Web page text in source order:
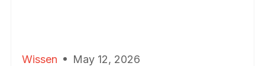
Wissen May 12, 2026